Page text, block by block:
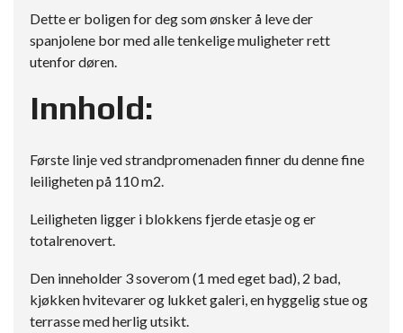
Dette er boligen for deg som ønsker å leve der
spanjolene bor med alle tenkelige muligheter rett
utenfor døren.
Innhold:
Første linje ved strandpromenaden finner du denne fine
leiligheten på 110 m2.
Leiligheten ligger i blokkens fjerde etasje og er
totalrenovert.
Den inneholder 3 soverom (1 med eget bad), 2 bad,
kjøkken hvitevarer og lukket galeri, en hyggelig stue og
terrasse med herlig utsikt.